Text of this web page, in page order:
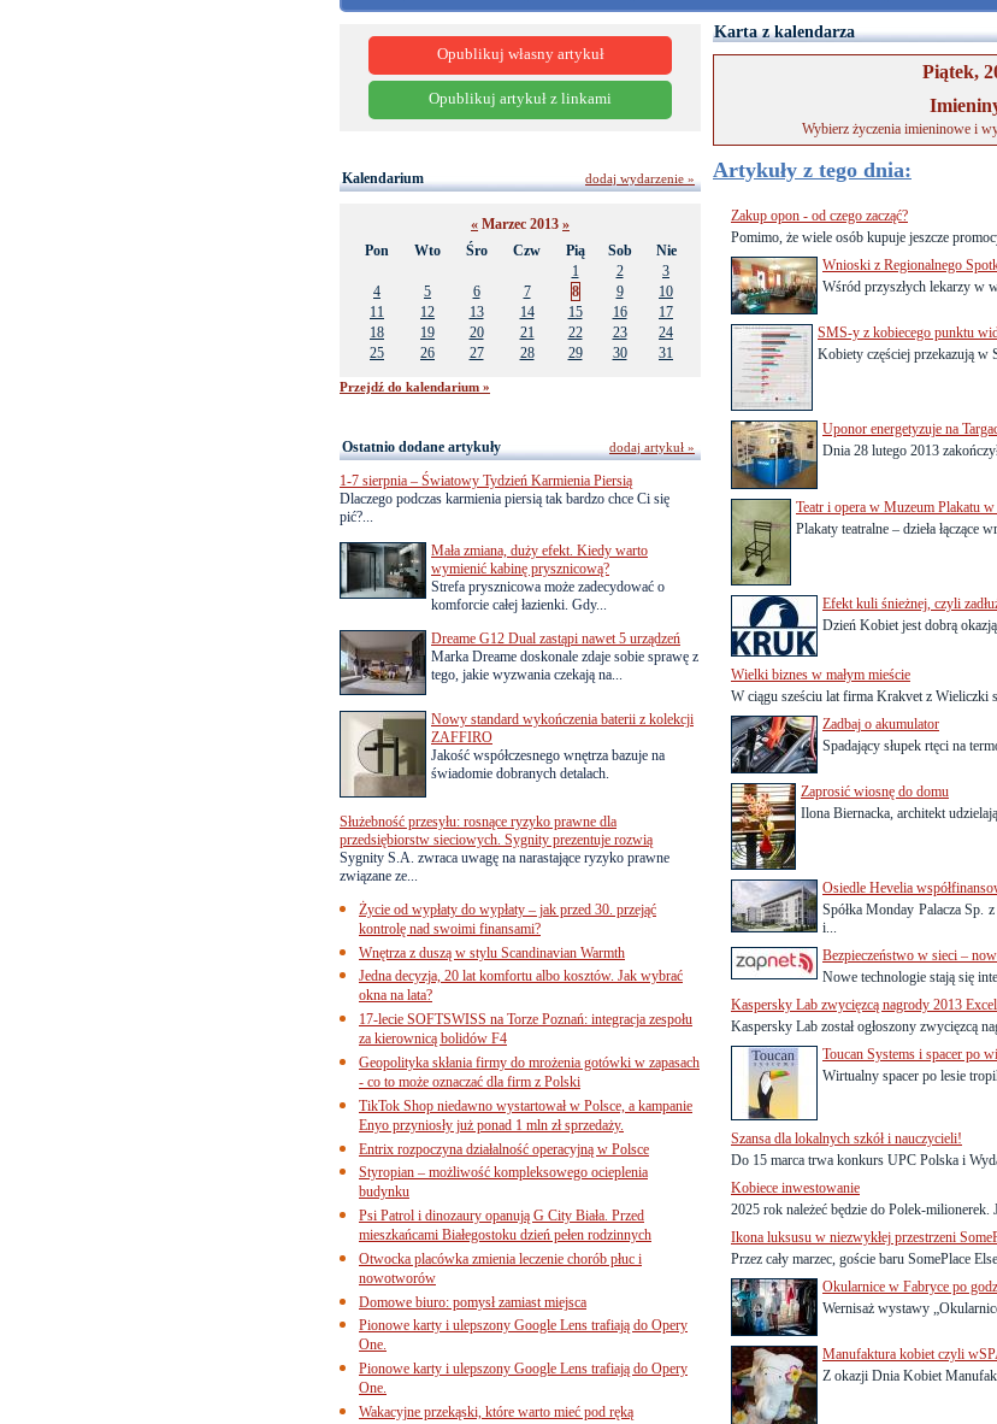
Karta z kalendarza
Piątek,
Wybierz życzenia imieninowe i
Artykuły z tego dnia:
Zakup opon - od czego zacząć?
Pomimo, że wiele osób kupuje jeszcze
Wnioski z Regionalnego
Wśród przyszłych lekarzy w
SMS-y z kobiecego punktu
Kobiety częściej przekazują w
Uponor energetyzuje na
Dnia 28 lutego 2013
Teatr i opera w Muzeum Plakatu
Plakaty teatralne – dzieła łączące
Efekt kuli śnieżnej, czyli
Dzień Kobiet jest dobrą
Wielki biznes w małym mieście
W ciągu sześciu lat firma Krakvet z Wieliczki
Zadbaj o akumulator
Spadający słupek rtęci na
Zaprosić wiosnę do domu
Ilona Biernacka, architekt
Osiedle Hevelia
Spółka Monday Palacza Sp.
i...
Bezpieczeństwo w sieci –
Nowe technologie stają się
Kaspersky Lab zwycięzcą nagrody 2013
Kaspersky Lab został ogłoszony zwycięzcą
Toucan Systems i spacer po
Wirtualny spacer po lesie
Szansa dla lokalnych szkół i nauczycieli!
Do 15 marca trwa konkurs UPC Polska i
Kobiece inwestowanie
2025 rok należeć będzie do Polek-milionerek.
Ikona luksusu w niezwykłej przestrzeni
Przez cały marzec, goście baru SomePlace
Okularnice w Fabryce po
Wernisaż wystawy
Manufaktura kobiet czyli
Z okazji Dnia Kobiet
Opublikuj własny artykuł
Opublikuj artykuł z linkami
Kalendarium
« Marzec 2013 »
Pon
Wto Śro Czw Pią Sob
Nie
1
2
3
4
5 6 7 8 9
10
11
12 13 14 15 16
17
18
19 20 21 22 23
24
25
26 27 28 29 30 31
Przejdź do kalendarium »
dodaj wydarzenie »
Ostatnio dodane artykuły
1-7 sierpnia – Światowy Tydzień Karmienia Piersią
Dlaczego podczas karmienia piersią tak bardzo chce Ci się
pić?...
Mała zmiana, duży efekt. Kiedy warto
wymienić kabinę prysznicową?
Strefa prysznicowa może zadecydować o
komforcie całej łazienki. Gdy...
Dreame G12 Dual zastąpi nawet 5 urządzeń
Marka Dreame doskonale zdaje sobie sprawę z
tego, jakie wyzwania czekają na...
Nowy standard wykończenia baterii z kolekcji
ZAFFIRO
Jakość współczesnego wnętrza bazuje na
świadomie dobranych detalach.
Służebność przesyłu: rosnące ryzyko prawne dla
przedsiębiorstw sieciowych. Sygnity prezentuje rozwią
Sygnity S.A. zwraca uwagę na narastające ryzyko prawne
związane ze...
Życie od wypłaty do wypłaty – jak przed 30. przejąć
kontrolę nad swoimi finansami?
Wnętrza z duszą w stylu Scandinavian Warmth
Jedna decyzja, 20 lat komfortu albo kosztów. Jak wybrać
okna na lata?
17-lecie SOFTSWISS na Torze Poznań: integracja zespołu
za kierownicą bolidów F4
Geopolityka skłania firmy do mrożenia gotówki w zapasach
- co to może oznaczać dla firm z Polski
TikTok Shop niedawno wystartował w Polsce, a kampanie
Enyo przyniosły już ponad 1 mln zł sprzedaży.
Entrix rozpoczyna działalność operacyjną w Polsce
Styropian – możliwość kompleksowego ocieplenia
budynku
Psi Patrol i dinozaury opanują G City Biała. Przed
mieszkańcami Białegostoku dzień pełen rodzinnych
Otwocka placówka zmienia leczenie chorób płuc i
nowotworów
Domowe biuro: pomysł zamiast miejsca
Pionowe karty i ulepszony Google Lens trafiają do Opery
One.
Pionowe karty i ulepszony Google Lens trafiają do Opery
One.
Wakacyjne przekąski, które warto mieć pod ręką
dodaj artykuł »